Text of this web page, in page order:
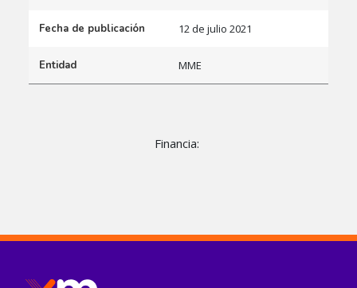
Fecha de publicación 12 de julio 2021
Entidad MME
Financia: